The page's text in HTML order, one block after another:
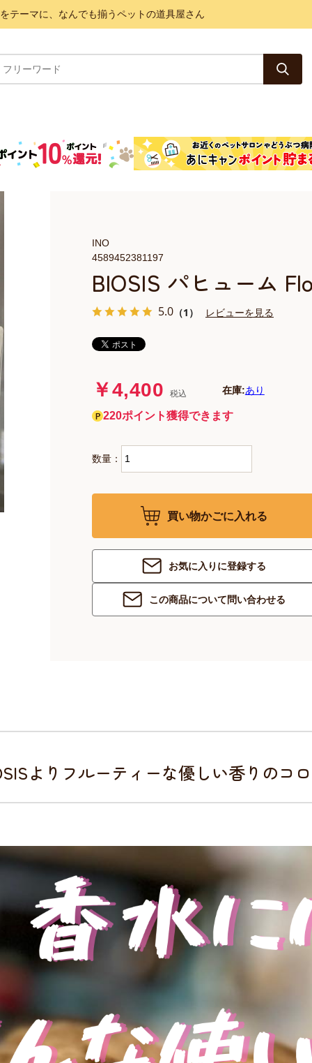
テーマに、なんでも揃うペットの道具屋さん
BIOSIS パヒューム
5.0 （1） レビューを見る
4589452381197
INO
￥4,400 税込 在庫:あり
220ポイント獲得できます
数量：
買い物かごに入れる
お気に入りに登録する
この商品について問い合わせる
よりフルーティーな優しい香りのコ